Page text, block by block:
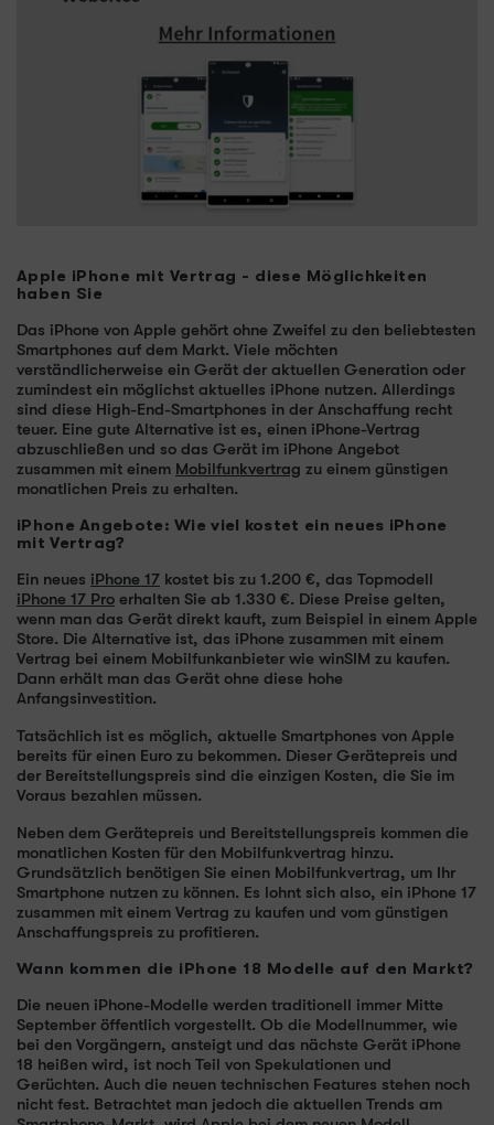
Apple iPhone mit Vertrag - diese Möglichkeiten
haben Sie
Das iPhone von Apple gehört ohne Zweifel zu den beliebtesten
Smartphones auf dem Markt. Viele möchten
verständlicherweise ein Gerät der aktuellen Generation oder
zumindest ein möglichst aktuelles iPhone nutzen. Allerdings
sind diese High-End-Smartphones in der Anschaffung recht
teuer. Eine gute Alternative ist es, einen iPhone-Vertrag
abzuschließen und so das Gerät im iPhone Angebot
zusammen mit einem Mobilfunkvertrag zu einem günstigen
monatlichen Preis zu erhalten.
iPhone Angebote: Wie viel kostet ein neues iPhone
mit Vertrag?
Ein neues iPhone 17 kostet bis zu 1.200 €, das Topmodell
iPhone 17 Pro erhalten Sie ab 1.330 €. Diese Preise gelten,
wenn man das Gerät direkt kauft, zum Beispiel in einem Apple
Store. Die Alternative ist, das iPhone zusammen mit einem
Vertrag bei einem Mobilfunkanbieter wie winSIM zu kaufen.
Dann erhält man das Gerät ohne diese hohe
Anfangsinvestition.
Tatsächlich ist es möglich, aktuelle Smartphones von Apple
bereits für einen Euro zu bekommen. Dieser Gerätepreis und
der Bereitstellungspreis sind die einzigen Kosten, die Sie im
Voraus bezahlen müssen.
Neben dem Gerätepreis und Bereitstellungspreis kommen die
monatlichen Kosten für den Mobilfunkvertrag hinzu.
Grundsätzlich benötigen Sie einen Mobilfunkvertrag, um Ihr
Smartphone nutzen zu können. Es lohnt sich also, ein iPhone 17
zusammen mit einem Vertrag zu kaufen und vom günstigen
Anschaffungspreis zu profitieren.
Wann kommen die iPhone 18 Modelle auf den Markt?
Die neuen iPhone-Modelle werden traditionell immer Mitte
September öffentlich vorgestellt. Ob die Modellnummer, wie
bei den Vorgängern, ansteigt und das nächste Gerät iPhone
18 heißen wird, ist noch Teil von Spekulationen und
Gerüchten. Auch die neuen technischen Features stehen noch
nicht fest. Betrachtet man jedoch die aktuellen Trends am